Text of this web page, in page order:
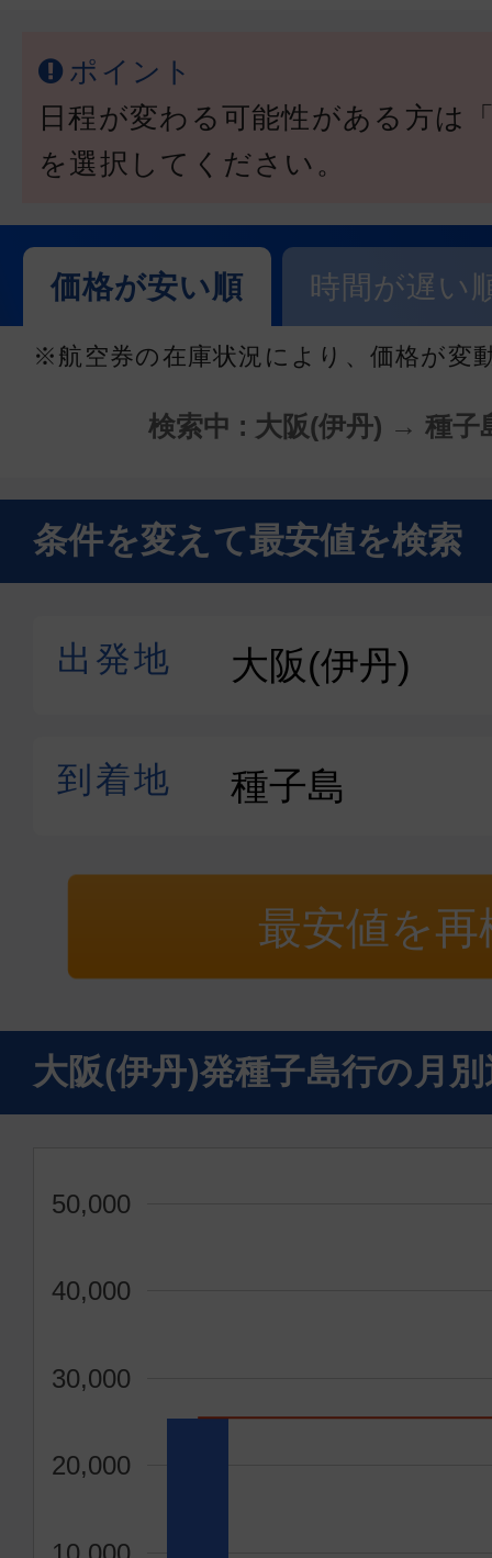
ポイント
日程が変わる可能性がある方は
を選択してください。
価格が安い順 時間が遅い
※航空券の在庫状況により、価格が変
検索中 : 大阪(伊丹) → 種子
条件を変えて最安値を検索
最安値を再
大阪(伊丹)発種子島行の月
20,000
30,000
40,000
50,000